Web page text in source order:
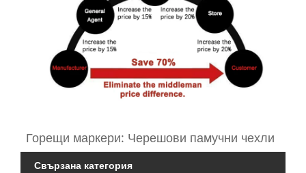
Горещи маркери: Черешови памучни чехли
Свързана категория